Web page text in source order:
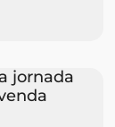
jornada